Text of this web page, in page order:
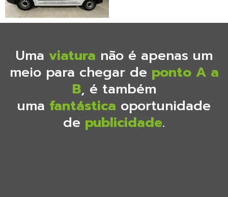
Uma viatura não é apenas um
meio para chegar de ponto A a
B, é também
uma fantástica oportunidade
de publicidade.